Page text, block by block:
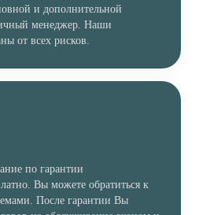
и дополнительной
менеджер. Наши
от всех рисков.
по гарантии
Вы можете обратиться к
После гарантии Вы